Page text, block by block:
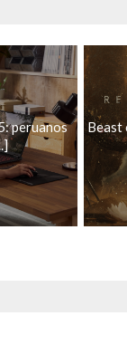
peruanos
Beast